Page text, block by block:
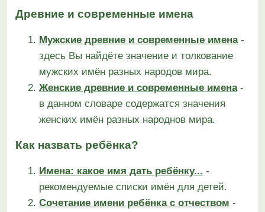
Древние и современные имена
Мужские древние и современные имена-
здесь Вы найдёте значение и толкование
мужских имён разных народов мира.
Женские древние и современные имена-
в данном словаре содержатся значения
женских имён разных народнов мира.
Как назвать ребёнка?
Имена: какое имя дать ребёнку... -
рекомендуемые списки имён для детей.
Сочетание имени ребёнка с отчеством -